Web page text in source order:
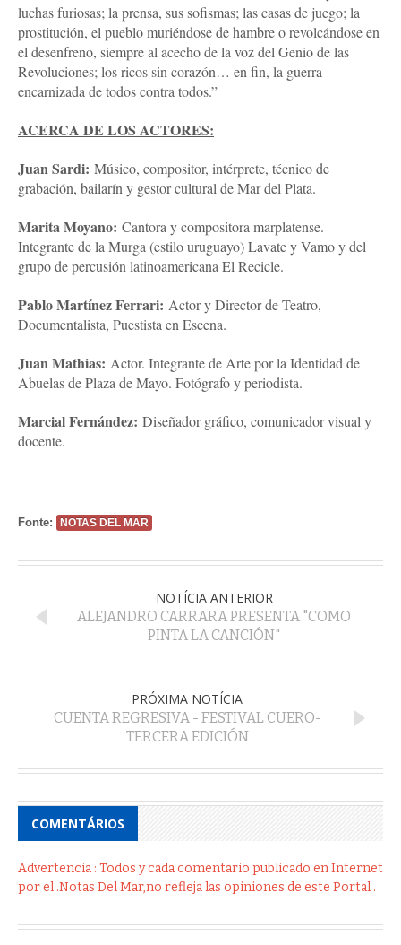
luchas furiosas; la prensa, sus sofismas; las casas de juego; la
prostitución, el pueblo muriéndose de hambre o revolcándose en
el desenfreno, siempre al acecho de la voz del Genio de las
Revoluciones; los ricos sin corazón… en fin, la guerra
encarnizada de todos contra todos.”
ACERCA DE LOS ACTORES:
Juan Sardi: Músico, compositor, intérprete, técnico de
grabación, bailarín y gestor cultural de Mar del Plata.
Marita Moyano: Cantora y compositora marplatense.
Integrante de la Murga (estilo uruguayo) Lavate y Vamo y del
grupo de percusión latinoamericana El Recicle.
Pablo Martínez Ferrari: Actor y Director de Teatro,
Documentalista, Puestista en Escena.
Juan Mathias: Actor. Integrante de Arte por la Identidad de
Abuelas de Plaza de Mayo. Fotógrafo y periodista.
Marcial Fernández: Diseñador gráfico, comunicador visual y
docente.
Fonte: NOTAS DEL MAR
NOTÍCIA ANTERIOR
ALEJANDRO CARRARA PRESENTA "COMO
PINTA LA CANCIÓN"
PRÓXIMA NOTÍCIA
CUENTA REGRESIVA - FESTIVAL CUERO-
TERCERA EDICIÓN
COMENTÁRIOS
Advertencia : Todos y cada comentario publicado en Internet
por el .Notas Del Mar,no refleja las opiniones de este Portal .